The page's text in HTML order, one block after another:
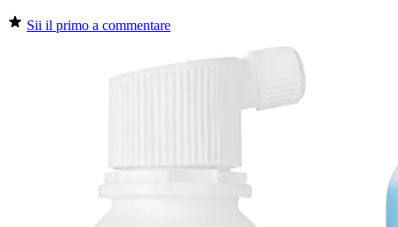
Sii il primo a commentare